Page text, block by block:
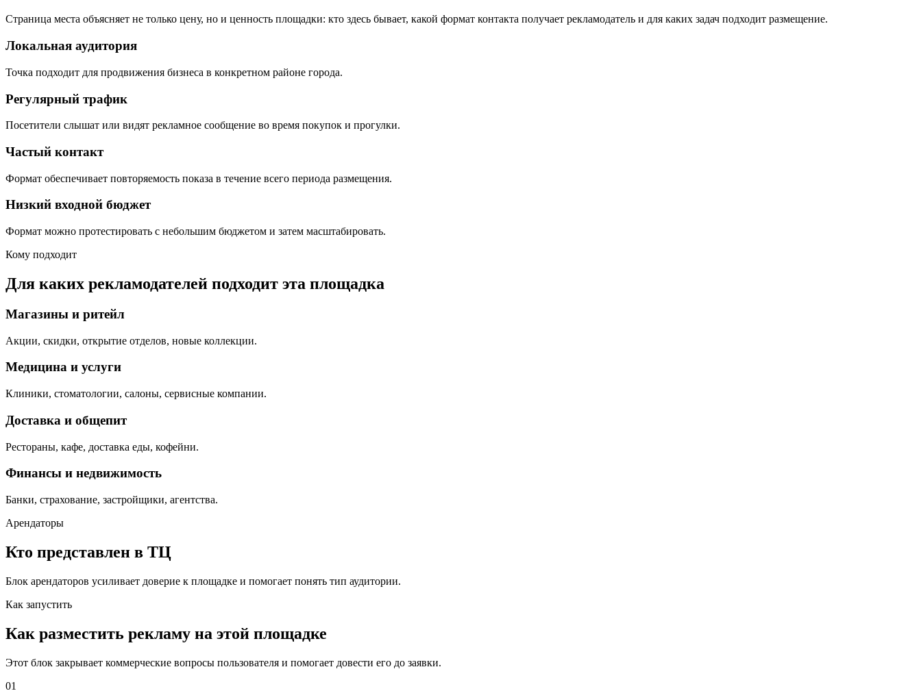
Страница места объясняет не только цену, но и ценность площадки: кто здесь бывает, какой формат контакта получает рекламодатель и для каких задач подходит размещение.
Локальная аудитория
Точка подходит для продвижения бизнеса в конкретном районе города.
Регулярный трафик
Посетители слышат или видят рекламное сообщение во время покупок и прогулки.
Частый контакт
Формат обеспечивает повторяемость показа в течение всего периода размещения.
Низкий входной бюджет
Формат можно протестировать с небольшим бюджетом и затем масштабировать.
Кому подходит
Для каких рекламодателей подходит эта площадка
Магазины и ритейл
Акции, скидки, открытие отделов, новые коллекции.
Медицина и услуги
Клиники, стоматологии, салоны, сервисные компании.
Доставка и общепит
Рестораны, кафе, доставка еды, кофейни.
Финансы и недвижимость
Банки, страхование, застройщики, агентства.
Арендаторы
Кто представлен в ТЦ
Блок арендаторов усиливает доверие к площадке и помогает понять тип аудитории.
Как запустить
Как разместить рекламу на этой площадке
Этот блок закрывает коммерческие вопросы пользователя и помогает довести его до заявки.
01